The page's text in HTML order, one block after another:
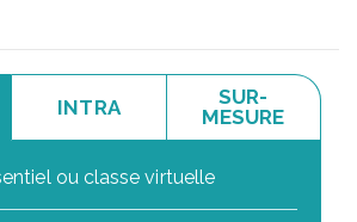
INTRA
SUR-
MESURE
ou classe virtuelle